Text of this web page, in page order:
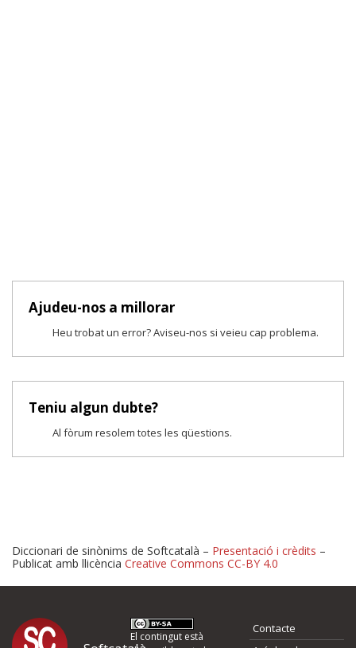
Ajudeu-nos a millorar
Heu trobat un error? Aviseu-nos si veieu cap problema.
Teniu algun dubte?
Al fòrum resolem totes les qüestions.
Proposeu-nos millores o
Diccionari de sinònims de Softcatalà – Presentació i crèdits –
Publicat amb llicència Creative Commons CC-BY 4.0
El contingut està
Contacte